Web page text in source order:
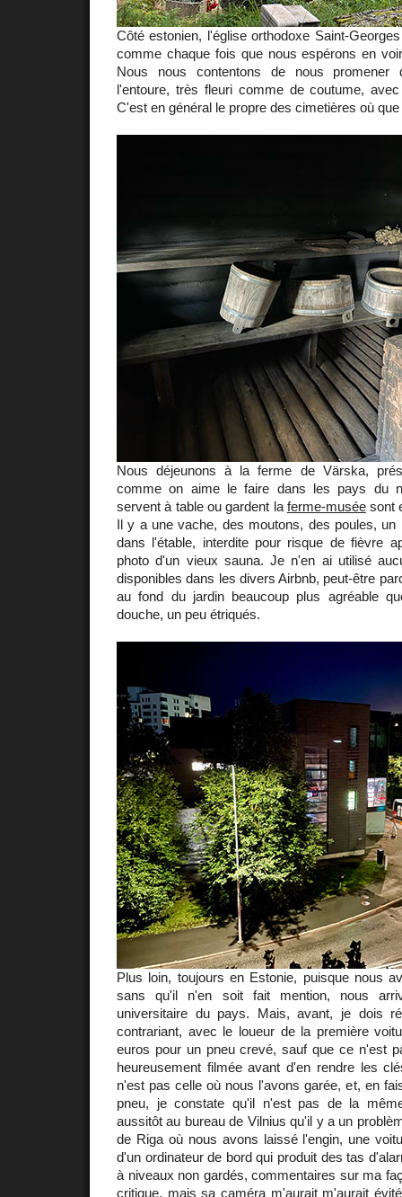
Côté estonien, l'église orthodoxe Saint-
comme chaque fois que nous espérons en
Nous nous contentons de nous promener
l'entoure, très fleuri comme de coutume,
C'est en général le propre des cimetières où
Nous déjeunons à la ferme de Värska,
comme on aime le faire dans les pays du
servent à table ou gardent la ferme-muséesont
Il y a une vache, des moutons, des poules, un
dans l'étable, interdite pour risque de fièvre
photo d'un vieux sauna. Je n'en ai utilisé
disponibles dans les divers Airbnb, peut-être
au fond du jardin beaucoup plus agréable
douche, un peu étriqués.
Plus loin, toujours en Estonie, puisque nous
sans qu'il n'en soit fait mention, nous
universitaire du pays. Mais, avant, je dois
contrariant, avec le loueur de la première
euros pour un pneu crevé, sauf que ce n'est
heureusement filmée avant d'en rendre les
n'est pas celle où nous l'avons garée, et, en
pneu, je constate qu'il n'est pas de la
aussitôt au bureau de Vilnius qu'il y a un
de Riga où nous avons laissé l'engin, une
d'un ordinateur de bord qui produit des tas
à niveaux non gardés, commentaires sur ma
critique, mais sa caméra m'aurait m'aurait